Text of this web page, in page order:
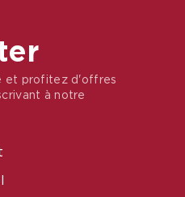
et profitez d'offres
à notre